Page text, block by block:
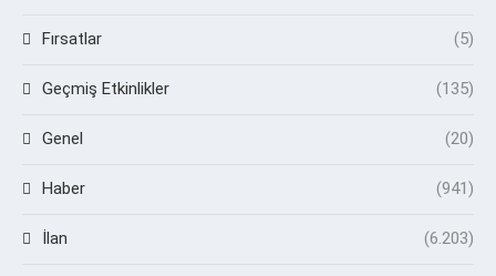
Fırsatlar (5)
Geçmiş Etkinlikler (135)
Genel (20)
Haber (941)
İlan (6.203)